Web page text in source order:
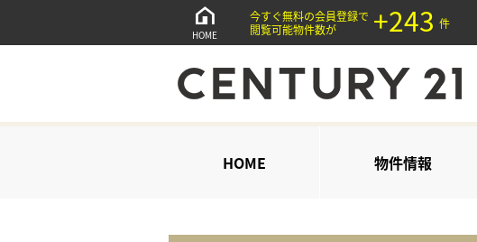
HOME
今すぐ無料の会員登録で
閲覧可能物件数が
+243 件
HOME 物件情報